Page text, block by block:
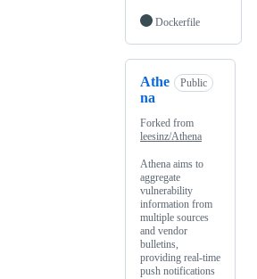
Dockerfile
Athe
na
Public
Forked from
leesinz/Athena
Athena aims to
aggregate
vulnerability
information from
multiple sources
and vendor
bulletins,
providing real-time
push notifications